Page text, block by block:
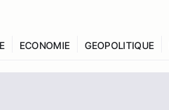
ECONOMIE GEOPOLITIQUE